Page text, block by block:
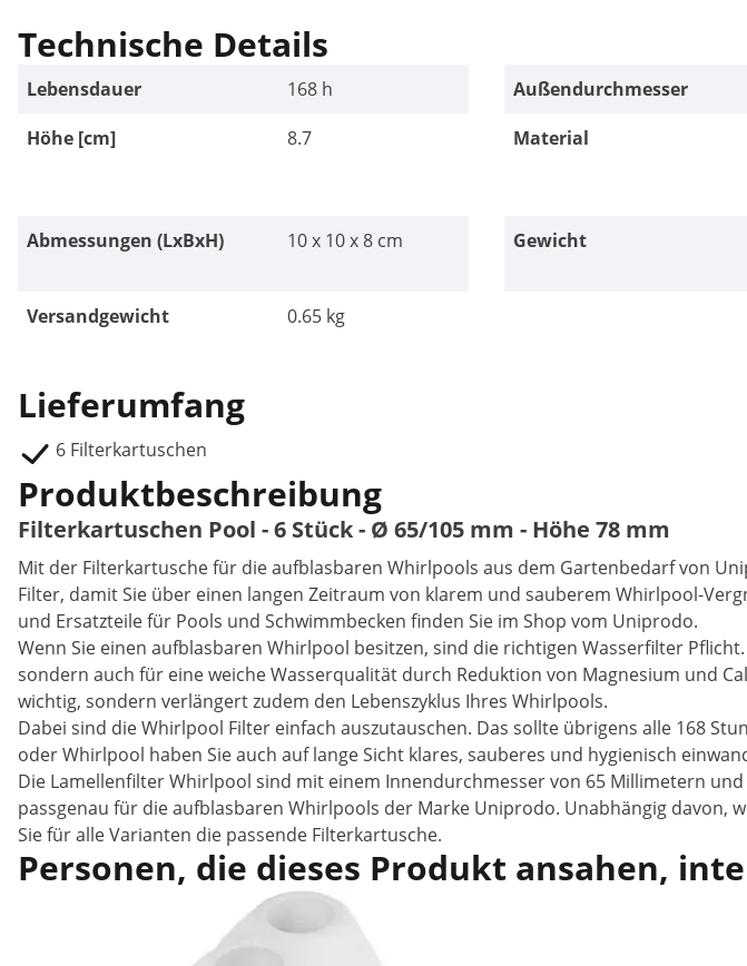
Technische Details
Lebensdauer 168 h Außendurchmesser
Höhe [cm]
8.7 Material
Abmessungen (LxBxH) 10 x 10 x 8 cm Gewicht
Versandgewicht 0.65 kg
Lieferumfang
6 Filterkartuschen
Produktbeschreibung
Filterkartuschen Pool - 6 Stück - Ø 65/105 mm - Höhe 78 mm
Mit der Filterkartusche für die aufblasbaren Whirlpools aus dem Gartenbedarf von
Filter, damit Sie über einen langen Zeitraum von klarem und sauberem Whirlpool-
und Ersatzteile für Pools und Schwimmbecken finden Sie im Shop vom Uniprodo.
Wenn Sie einen aufblasbaren Whirlpool besitzen, sind die richtigen Wasserfilter
sondern auch für eine weiche Wasserqualität durch Reduktion von Magnesium und
wichtig, sondern verlängert zudem den Lebenszyklus Ihres Whirlpools.
Dabei sind die Whirlpool Filter einfach auszutauschen. Das sollte übrigens alle 168
oder Whirlpool haben Sie auch auf lange Sicht klares, sauberes und hygienisch
Die Lamellenfilter Whirlpool sind mit einem Innendurchmesser von 65 Millimetern
passgenau für die aufblasbaren Whirlpools der Marke Uniprodo. Unabhängig davon,
Sie für alle Varianten die passende Filterkartusche.
Personen, die dieses Produkt ansahen,